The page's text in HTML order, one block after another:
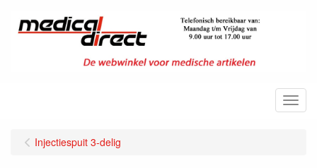
Menu
Injectiespuit 3-delig